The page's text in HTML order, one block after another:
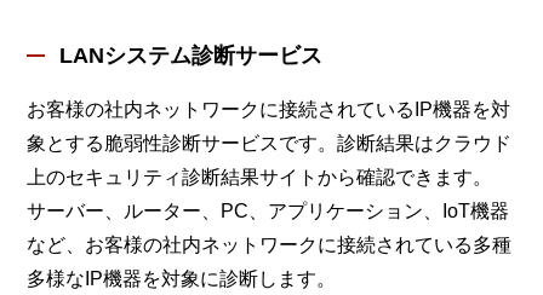
LANシステム診断サービス
お客様の社内ネットワークに接続されているIP機器を対
象とする脆弱性診断サービスです。診断結果はクラウド
上のセキュリティ診断結果サイトから確認できます。
サーバー、ルーター、PC、アプリケーション、IoT機器
など、お客様の社内ネットワークに接続されている多種
多様なIP機器を対象に診断します。